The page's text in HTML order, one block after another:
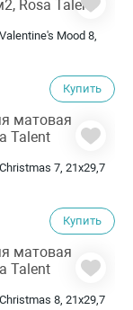
Mood 8,
Купить
7, 21х29,7
Купить
8, 21х29,7